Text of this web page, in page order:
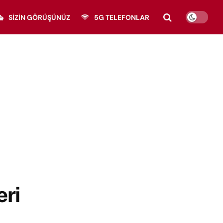
SIZIN GÖRÜŞÜNÜZ 5G TELEFONLAR